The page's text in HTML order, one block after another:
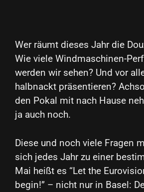
Wer räumt dieses Jahr die
Wie viele Windmaschinen-
werden wir sehen? Und vor
halbnackt präsentieren?
den Pokal mit nach Hause
ja auch noch.
Diese und noch viele Fragen
sich jedes Jahr zu einer
Mai heißt es “Let the
begin!” – nicht nur in Basel: